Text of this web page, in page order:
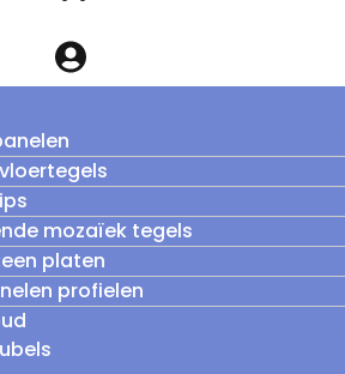
mozaïek tegels
platen
profielen